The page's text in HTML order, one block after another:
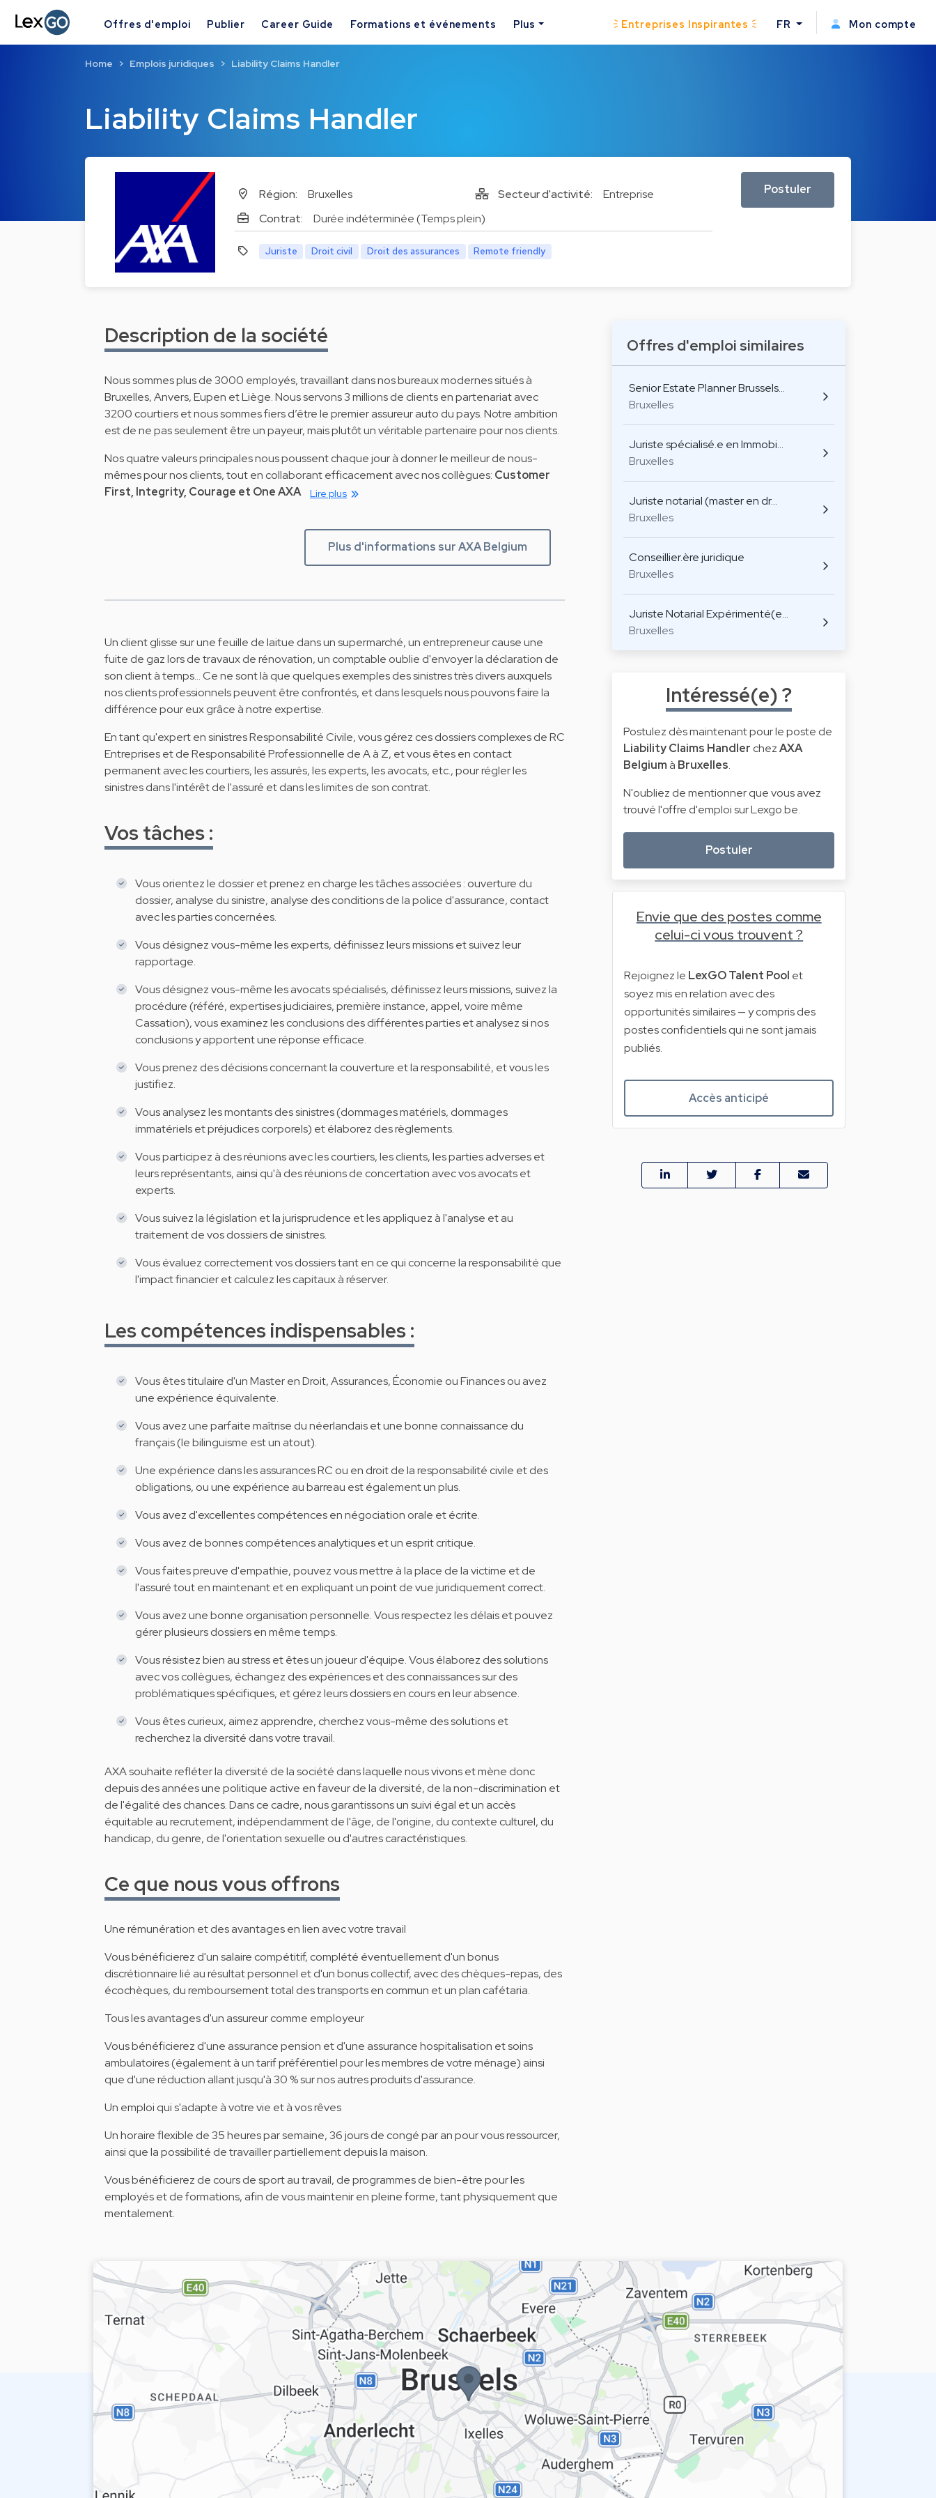
Offres d'emploi Publier Career Guide Formations et événements Plus Entreprises Inspirantes FR Mon compte
Liability Claims Handler
Home Emplois juridiques Liability Claims Handler
Région: Bruxelles Secteur d'activité:
Entreprise
Contrat:
Durée indéterminée (Temps plein)
Juriste Droit civil Droit des assurances Remote friendly
Postuler
Description de la société
Nous sommes plus de 3000 employés, travaillant dans nos bureaux modernes situés à
Bruxelles, Anvers, Eupen et Liège. Nous servons 3 millions de clients en partenariat avec
3200 courtiers et nous sommes fiers d’être le premier assureur auto du pays. Notre ambition
est de ne pas seulement être un payeur, mais plutôt un véritable partenaire pour nos clients.
Nos quatre valeurs principales nous poussent chaque jour à donner le meilleur de nous-
mêmes pour nos clients, tout en collaborant efficacement avec nos collègues: Customer
First, Integrity, Courage et One AXA
Lire plus
Plus d'informations sur AXA Belgium
Un client glisse sur une feuille de laitue dans un supermarché, un entrepreneur cause une
fuite de gaz lors de travaux de rénovation, un comptable oublie d'envoyer la déclaration de
son client à temps… Ce ne sont là que quelques exemples des sinistres très divers auxquels
nos clients professionnels peuvent être confrontés, et dans lesquels nous pouvons faire la
différence pour eux grâce à notre expertise.
En tant qu'expert en sinistres Responsabilité Civile, vous gérez ces dossiers complexes de RC
Entreprises et de Responsabilité Professionnelle de A à Z, et vous êtes en contact
permanent avec les courtiers, les assurés, les experts, les avocats, etc., pour régler les
sinistres dans l'intérêt de l'assuré et dans les limites de son contrat.
Vos tâches :
Vous orientez le dossier et prenez en charge les tâches associées : ouverture du
dossier, analyse du sinistre, analyse des conditions de la police d'assurance, contact
avec les parties concernées.
Vous désignez vous-même les experts, définissez leurs missions et suivez leur
rapportage.
Vous désignez vous-même les avocats spécialisés, définissez leurs missions, suivez la
procédure (référé, expertises judiciaires, première instance, appel, voire même
Cassation), vous examinez les conclusions des différentes parties et analysez si nos
conclusions y apportent une réponse efficace.
Vous prenez des décisions concernant la couverture et la responsabilité, et vous les
justifiez.
Vous analysez les montants des sinistres (dommages matériels, dommages
immatériels et préjudices corporels) et élaborez des règlements.
Vous participez à des réunions avec les courtiers, les clients, les parties adverses et
leurs représentants, ainsi qu'à des réunions de concertation avec vos avocats et
experts.
Vous suivez la législation et la jurisprudence et les appliquez à l'analyse et au
traitement de vos dossiers de sinistres.
Vous évaluez correctement vos dossiers tant en ce qui concerne la responsabilité que
l'impact financier et calculez les capitaux à réserver.
Les compétences indispensables :
Vous êtes titulaire d'un Master en Droit, Assurances, Économie ou Finances ou avez
une expérience équivalente.
Vous avez une parfaite maîtrise du néerlandais et une bonne connaissance du
français (le bilinguisme est un atout).
Une expérience dans les assurances RC ou en droit de la responsabilité civile et des
obligations, ou une expérience au barreau est également un plus.
Vous avez d'excellentes compétences en négociation orale et écrite.
Vous avez de bonnes compétences analytiques et un esprit critique.
Vous faites preuve d'empathie, pouvez vous mettre à la place de la victime et de
l'assuré tout en maintenant et en expliquant un point de vue juridiquement correct.
Vous avez une bonne organisation personnelle. Vous respectez les délais et pouvez
gérer plusieurs dossiers en même temps.
Vous résistez bien au stress et êtes un joueur d'équipe. Vous élaborez des solutions
avec vos collègues, échangez des expériences et des connaissances sur des
problématiques spécifiques, et gérez leurs dossiers en cours en leur absence.
Vous êtes curieux, aimez apprendre, cherchez vous-même des solutions et
recherchez la diversité dans votre travail.
AXA souhaite refléter la diversité de la société dans laquelle nous vivons et mène donc
depuis des années une politique active en faveur de la diversité, de la non-discrimination et
de l'égalité des chances. Dans ce cadre, nous garantissons un suivi égal et un accès
équitable au recrutement, indépendamment de l'âge, de l'origine, du contexte culturel, du
handicap, du genre, de l'orientation sexuelle ou d'autres caractéristiques.
Ce que nous vous offrons
Une rémunération et des avantages en lien avec votre travail
Vous bénéficierez d'un salaire compétitif, complété éventuellement d'un bonus
discrétionnaire lié au résultat personnel et d'un bonus collectif, avec des chèques-repas, des
écochèques, du remboursement total des transports en commun et un plan cafétaria.
Tous les avantages d'un assureur comme employeur
Vous bénéficierez d'une assurance pension et d'une assurance hospitalisation et soins
ambulatoires (également à un tarif préférentiel pour les membres de votre ménage) ainsi
que d'une réduction allant jusqu'à 30 % sur nos autres produits d'assurance.
Un emploi qui s'adapte à votre vie et à vos rêves
Un horaire flexible de 35 heures par semaine, 36 jours de congé par an pour vous ressourcer,
ainsi que la possibilité de travailler partiellement depuis la maison.
Vous bénéficierez de cours de sport au travail, de programmes de bien-être pour les
employés et de formations, afin de vous maintenir en pleine forme, tant physiquement que
mentalement.
Offres d'emploi similaires
Senior Estate Planner Brussels…
Bruxelles
Juriste spécialisé.e en Immobi…
Bruxelles
Juriste notarial (master en dr…
Bruxelles
Conseillier.ère juridique
Bruxelles
Juriste Notarial Expérimenté(e…
Bruxelles
Intéressé(e) ?
Postulez dès maintenant pour le poste de
Liability Claims Handler chezAXA
Belgiumà Bruxelles.
N'oubliez de mentionner que vous avez
trouvé l'offre d'emploi sur Lexgo.be.
Postuler
Envie que des postes comme
celui-ci vous trouvent ?
Rejoignez le LexGO Talent Pool et
soyez mis en relation avec des
opportunités similaires — y compris des
postes confidentiels qui ne sont jamais
publiés.
Accès anticipé